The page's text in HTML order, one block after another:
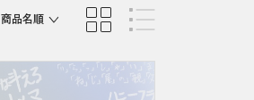
商品名順